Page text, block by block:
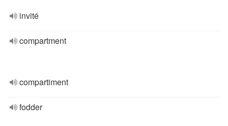
invité
compartment
compartiment
fodder